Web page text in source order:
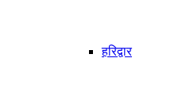
हरिद्वार